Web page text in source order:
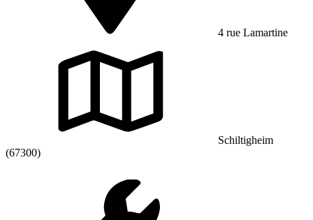
4 rue Lamartine
Schiltigheim
(67300)